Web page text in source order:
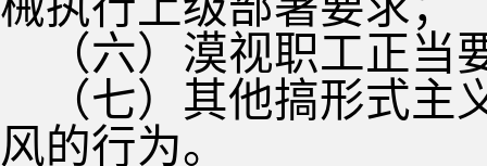
（六）漠视职工正
（七）其他搞形式
风的行为。